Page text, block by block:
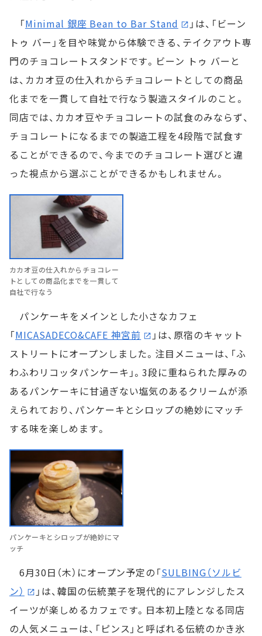
「Minimal 銀座 Bean to Bar Stand
」は、「ビーン
トゥ バー」を目や味覚から体験できる、テイクアウト専
門のチョコレートスタンドです。ビーン トゥ バーと
は、カカオ豆の仕入れからチョコレートとしての商品
化までを一貫して自社で行なう製造スタイルのこと。
同店では、カカオ豆やチョコレートの試食のみならず、
チョコレートになるまでの製造工程を4段階で試食す
ることができるので、今までのチョコレート選びと違
った視点から選ぶことができるかもしれません。
カカオ豆の仕入れからチョコレー
トとしての商品化までを一貫して
自社で行なう
パンケーキをメインとした小さなカフェ
「MICASADECO&CAFE 神宮前
」は、原宿のキャット
ストリートにオープンしました。注目メニューは、「ふ
わふわリコッタパンケーキ」。3段に重ねられた厚みの
あるパンケーキに甘過ぎない塩気のあるクリームが添
えられており、パンケーキとシロップの絶妙にマッチ
する味を楽しめます。
パンケーキとシロップが絶妙にマ
ッチ
6月30日（木）にオープン予定の「SULBING（ソルビ
ン）
」は、韓国の伝統菓子を現代的にアレンジしたス
イーツが楽しめるカフェです。日本初上陸となる同店
の人気メニューは、「ピンス」と呼ばれる伝統のかき氷